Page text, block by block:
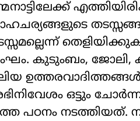
കുടുംബം, ജോലി,
ഒട്ടും
പഠനം നടത്തിയത്.